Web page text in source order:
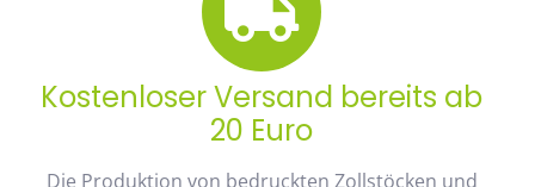
Kostenloser Versand bereits ab
20 Euro
Die Produktion von bedruckten Zollstöcken und